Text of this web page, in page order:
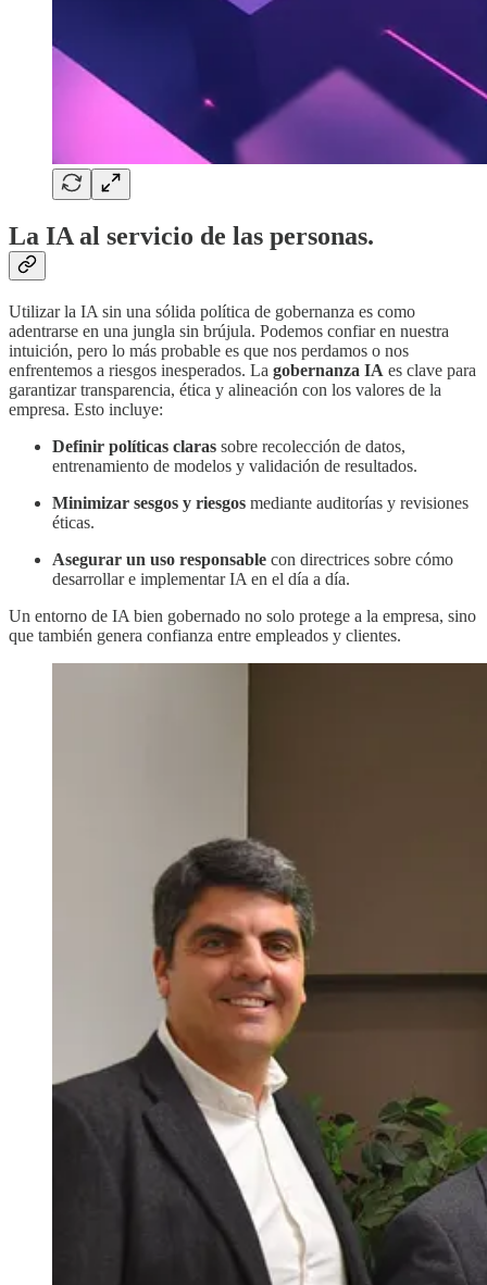
La IA al servicio de las personas.
Utilizar la IA sin una sólida política de gobernanza es como
adentrarse en una jungla sin brújula. Podemos confiar en nuestra
intuición, pero lo más probable es que nos perdamos o nos
enfrentemos a riesgos inesperados. La gobernanza IA es clave para
garantizar transparencia, ética y alineación con los valores de la
empresa. Esto incluye:
Definir políticas claras sobre recolección de datos,
entrenamiento de modelos y validación de resultados.
Minimizar sesgos y riesgos mediante auditorías y revisiones
éticas.
Asegurar un uso responsable con directrices sobre cómo
desarrollar e implementar IA en el día a día.
Un entorno de IA bien gobernado no solo protege a la empresa, sino
que también genera confianza entre empleados y clientes.